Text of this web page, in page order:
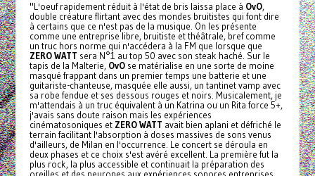
"L'oeuf rapidement réduit à l'état de bris laissa place à OvO,
double créature flirtant avec des mondes bruitistes qui font dire
à certains que ce n'est pas de la musique. On les présente
comme une entreprise libre, bruitiste et théâtrale, bref comme
un truc hors norme qui n'accédera à la FM que lorsque que
ZERO WATT sera N°1 au top 50 avec son steak haché. Sur le
tapis de la Malterie, OvOse matérialise en une sorte de moine
masqué frappant dans un premier temps une batterie et une
guitariste-chanteuse, masquée elle aussi, un tantinet vamp avec
sa robe fendue et ses dessous rouges et noirs. Musicalement, je
m'attendais à un truc équivalent à un Katrina ou un Rita force 5+,
j'avais sans doute raison mais les expériences
cinématosoniques et ZERO WATT avait bien aplani et défriché le
terrain facilitant l'absorption à doses massives de sons venus
d'ailleurs, de Milan en l'occurrence. Le concert se déroula en
deux phases et ce choix s'est avéré excellent. La première fut la
plus rock, la plus accessible et continuait la préparation des